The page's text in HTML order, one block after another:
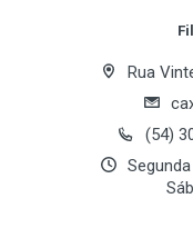
Sensor Pixart
Botão de Rolagem
Resolução
Rua
(54)